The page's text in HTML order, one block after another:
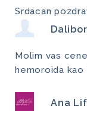
Srdacan
Molim vas
hemoroida
Ana